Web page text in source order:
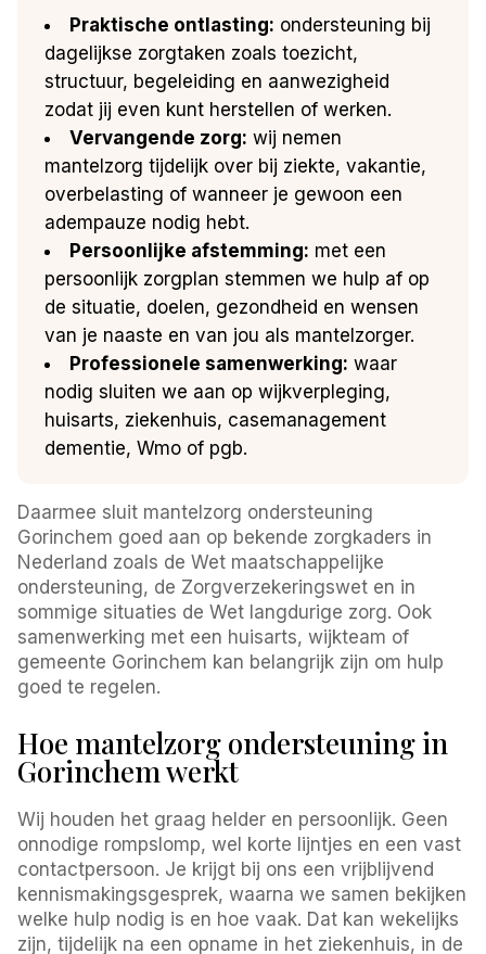
Praktische ontlasting: ondersteuning bij
dagelijkse zorgtaken zoals toezicht,
structuur, begeleiding en aanwezigheid
zodat jij even kunt herstellen of werken.
Vervangende zorg: wij nemen
mantelzorg tijdelijk over bij ziekte, vakantie,
overbelasting of wanneer je gewoon een
adempauze nodig hebt.
Persoonlijke afstemming: met een
persoonlijk zorgplan stemmen we hulp af op
de situatie, doelen, gezondheid en wensen
van je naaste en van jou als mantelzorger.
Professionele samenwerking: waar
nodig sluiten we aan op wijkverpleging,
huisarts, ziekenhuis, casemanagement
dementie, Wmo of pgb.
Daarmee sluit mantelzorg ondersteuning
Gorinchem goed aan op bekende zorgkaders in
Nederland zoals de Wet maatschappelijke
ondersteuning, de Zorgverzekeringswet en in
sommige situaties de Wet langdurige zorg. Ook
samenwerking met een huisarts, wijkteam of
gemeente Gorinchem kan belangrijk zijn om hulp
goed te regelen.
Hoe mantelzorg ondersteuning in
Gorinchem werkt
Wij houden het graag helder en persoonlijk. Geen
onnodige rompslomp, wel korte lijntjes en een vast
contactpersoon. Je krijgt bij ons een vrijblijvend
kennismakingsgesprek, waarna we samen bekijken
welke hulp nodig is en hoe vaak. Dat kan wekelijks
zijn, tijdelijk na een opname in het ziekenhuis, in de